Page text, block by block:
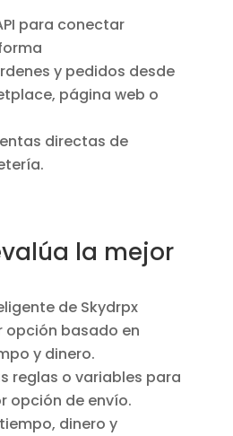
para conectar
y pedidos desde
página web o
directas de
la mejor
de Skydrpx
opción basado en
y dinero.
reglas o variables para
opción de envío.
dinero y